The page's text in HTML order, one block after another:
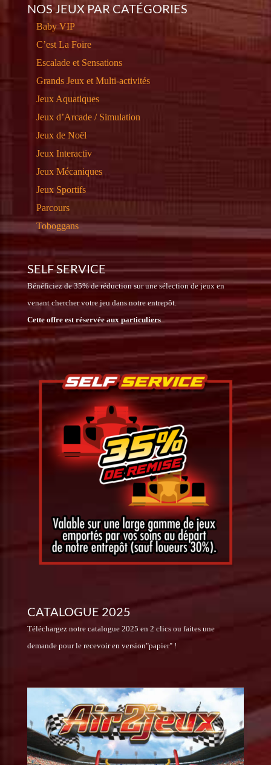
NOS JEUX PAR CATÉGORIES
Baby VIP
C’est La Foire
Escalade et Sensations
Grands Jeux et Multi-activités
Jeux Aquatiques
Jeux d’Arcade / Simulation
Jeux de Noël
Jeux Interactiv
Jeux Mécaniques
Jeux Sportifs
Parcours
Toboggans
SELF SERVICE
Bénéficiez de 35% de réduction sur une sélection de jeux en
venant chercher votre jeu dans notre entrepôt.
Cette offre est réservée aux particuliers
CATALOGUE 2025
Téléchargez notre catalogue 2025 en 2 clics ou faites une
demande pour le recevoir en version"papier" !